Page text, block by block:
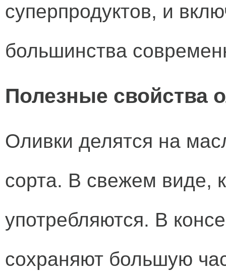
суперпродуктов, и
большинства
Полезные свойства
Оливки делятся на
сорта. В свежем виде,
употребляются. В
сохраняют большую